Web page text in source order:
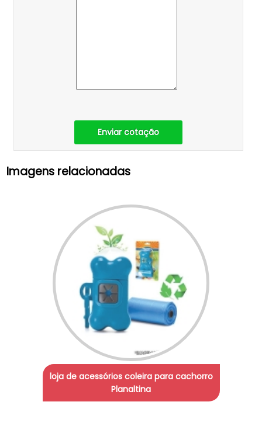
Enviar cotação
Imagens relacionadas
loja de acessórios coleira para cachorro
Planaltina